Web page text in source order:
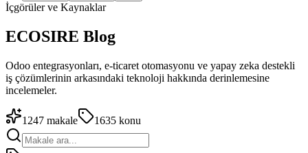
İçgörüler ve Kaynaklar
ECOSIRE Blog
Odoo entegrasyonları, e-ticaret otomasyonu ve yapay zeka destekli
iş çözümlerinin arkasındaki teknoloji hakkında derinlemesine
incelemeler.
1247 makale 1635 konu